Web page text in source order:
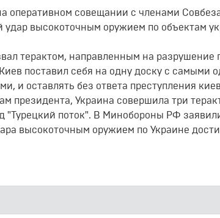
оперативном совещании с членами
высокоточным оружием по объектам
терактом, направленным на разрушение
поставил себя на одну доску с самыми
и оставлять без ответа преступления
президента, Украина совершила три
"Турецкий поток". В Минобороны РФ
высокоточным оружием по Украине